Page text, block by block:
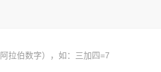
拉伯数字），如：三加四=7